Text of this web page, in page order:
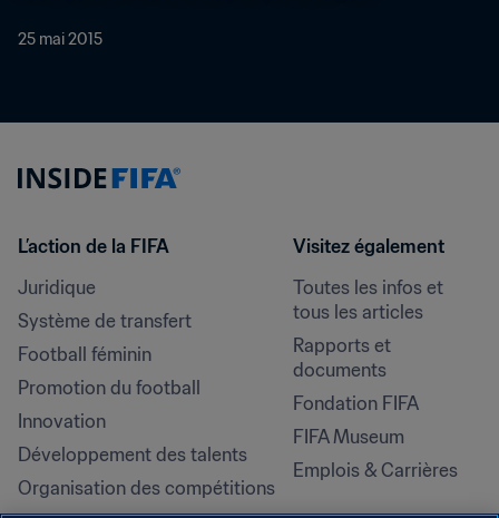
25 mai 2015
L’action de la FIFA
Juridique
Système de transfert
Football féminin
Promotion du football
Innovation
Développement des talents
Organisation des compétitions
Visitez également
Toutes les infos et
tous les articles
Rapports et
documents
Fondation FIFA
FIFA Museum
Emplois & Carrières